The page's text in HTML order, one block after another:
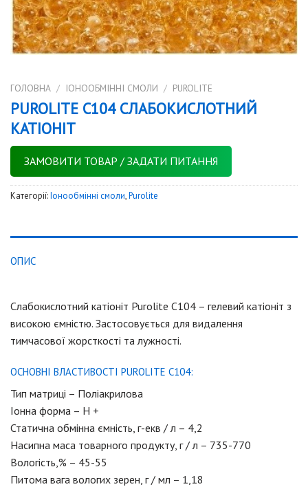
ГОЛОВНА / IОНООБМІННІ СМОЛИ / PUROLITE
PUROLITE C104 СЛАБОКИСЛОТНИЙ
КАТIОНIТ
ЗАМОВИТИ ТОВАР / ЗАДАТИ ПИТАННЯ
Категорії:Iонообмінні смоли,Purolite
ОПИС
Слабокислотний катiонiт Purolite C104 – гелевий катiонiт з
високою ємністю. Застосовується для видалення
тимчасової жорсткості та лужності.
ОСНОВНІ ВЛАСТИВОСТІ PUROLITE C104:
Тип матриці – Поліакрилова
Іонна форма – Н +
Статична обмінна ємність, г-екв / л – 4,2
Насипна маса товарного продукту, г / л – 735-770
Вологість,% – 45-55
Питома вага вологих зерен, г / мл – 1,18